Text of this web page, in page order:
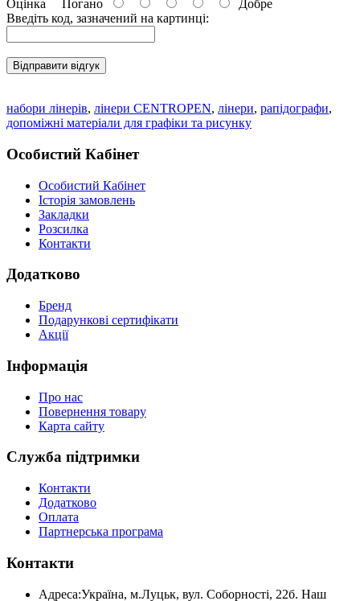
Оцінка Погано
Добре
Введіть код, зазначений на картинці:
Відправити відгук
набори лінерів, лінери CENTROPEN, лінери, рапідографи,
допоміжні матеріали для графіки та рисунку
Особистий Кабінет
Особистий Кабінет
Історія замовлень
Закладки
Розсилка
Контакти
Додатково
Бренд
Подарункові сертифікати
Акції
Інформація
Про нас
Повернення товару
Карта сайту
Служба підтримки
Контакти
Додатково
Оплата
Партнерська програма
Контакти
Адреса:Україна, м.Луцьк, вул. Соборності, 22б. Наш